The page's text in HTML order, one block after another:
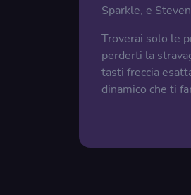
Sparkle, e
Troverai solo le
perderti la
tasti freccia
dinamico che ti